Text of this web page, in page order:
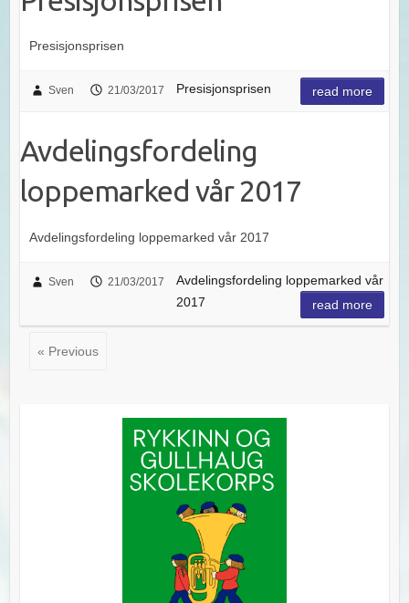
Presisjonsprisen
Sven 21/03/2017 Presisjonsprisen read more
Avdelingsfordeling
loppemarked vår 2017
Avdelingsfordeling loppemarked vår 2017
Sven 21/03/2017
Avdelingsfordeling loppemarked vår
2017
read more
« Previous